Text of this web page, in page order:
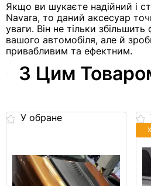
Якщо ви шукаєте надійний і
Navara, то даний аксесуар
уваги. Він не тільки збільшить
вашого автомобіля, але й
привабливим та ефектним.
З Цим
У обране